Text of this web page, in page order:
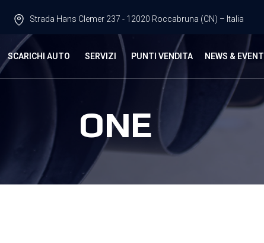
Strada Hans Clemer 237 - 12020 Roccabruna (CN) – Italia
SCARICHI AUTO SERVIZI PUNTI VENDITA NEWS & EVENTI
ONE